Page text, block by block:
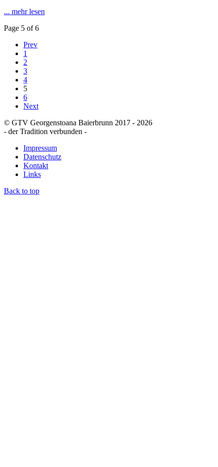
... mehr lesen
Page 5 of 6
Prev
1
2
3
4
5
6
Next
© GTV Georgenstoana Baierbrunn 2017 - 2026
- der Tradition verbunden -
Impressum
Datenschutz
Kontakt
Links
Back to top